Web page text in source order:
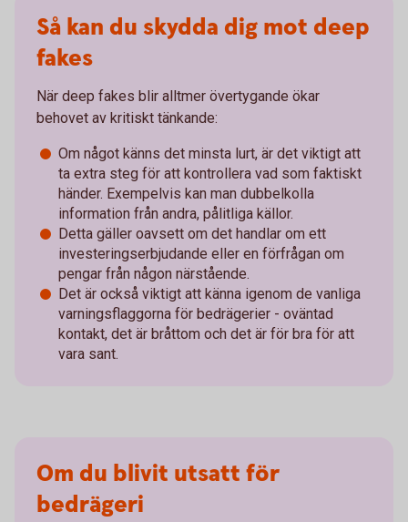
Så kan du skydda dig mot deep
fakes
När deep fakes blir alltmer övertygande ökar
behovet av kritiskt tänkande:
Om något känns det minsta lurt, är det viktigt att
ta extra steg för att kontrollera vad som faktiskt
händer. Exempelvis kan man dubbelkolla
information från andra, pålitliga källor.
Detta gäller oavsett om det handlar om ett
investeringserbjudande eller en förfrågan om
pengar från någon närstående.
Det är också viktigt att känna igenom de vanliga
varningsflaggorna för bedrägerier - oväntad
kontakt, det är bråttom och det är för bra för att
vara sant.
Om du blivit utsatt för
bedrägeri